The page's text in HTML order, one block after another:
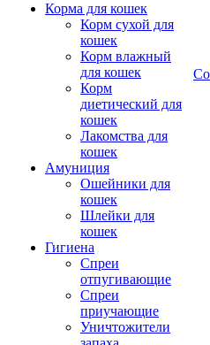
Корма для кошек
Корм сухой для
кошек
Корм влажный
для кошек
Корм
диетический для
кошек
Лакомства для
кошек
Амуниция
Ошейники для
кошек
Шлейки для
кошек
Гигиена
Спреи
отпугивающие
Спреи
приучающие
Уничтожители